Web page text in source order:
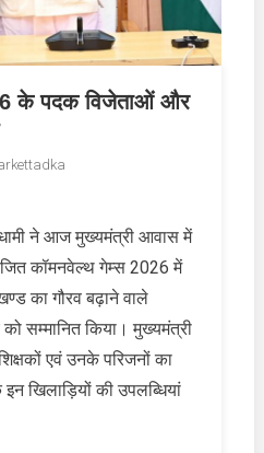
के पदक विजेताओं और
ने आज मुख्यमंत्री आवास में
कॉमनवेल्थ गेम्स 2026 में
का गौरव बढ़ाने वाले
सम्मानित किया। मुख्यमंत्री
एवं उनके परिजनों का
खिलाड़ियों की उपलब्धियां